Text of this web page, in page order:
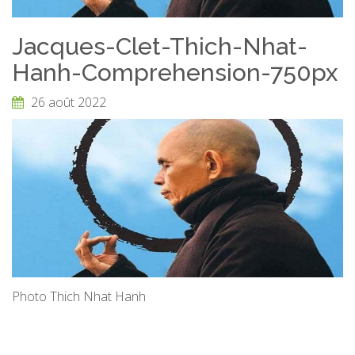
Jacques-Clet-Thich-Nhat-
Hanh-Comprehension-750px
26 août 2022
Photo Thich Nhat Hanh